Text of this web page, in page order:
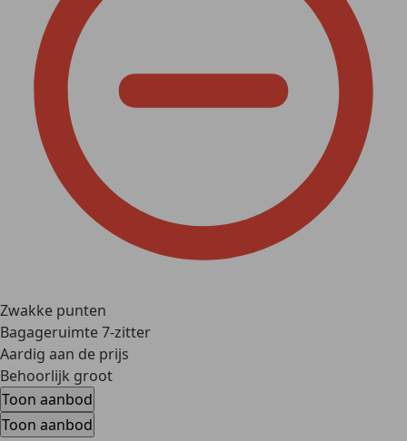
Zwakke punten
Bagageruimte 7-zitter
Aardig aan de prijs
Behoorlijk groot
Toon aanbod
Toon aanbod